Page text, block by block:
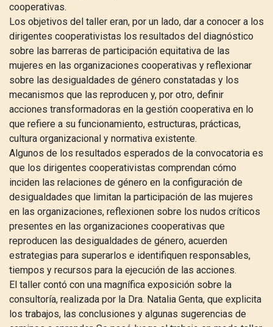
cooperativas.
Los objetivos del taller eran, por un lado, dar a conocer a los
dirigentes cooperativistas los resultados del diagnóstico
sobre las barreras de participación equitativa de las
mujeres en las organizaciones cooperativas y reflexionar
sobre las desigualdades de género constatadas y los
mecanismos que las reproducen y, por otro, definir
acciones transformadoras en la gestión cooperativa en lo
que refiere a su funcionamiento, estructuras, prácticas,
cultura organizacional y normativa existente.
Algunos de los resultados esperados de la convocatoria es
que los dirigentes cooperativistas comprendan cómo
inciden las relaciones de género en la configuración de
desigualdades que limitan la participación de las mujeres
en las organizaciones, reflexionen sobre los nudos críticos
presentes en las organizaciones cooperativas que
reproducen las desigualdades de género, acuerden
estrategias para superarlos e identifiquen responsables,
tiempos y recursos para la ejecución de las acciones.
El taller contó con una magnífica exposición sobre la
consultoría, realizada por la Dra. Natalia Genta, que explicita
los trabajos, las conclusiones y algunas sugerencias de